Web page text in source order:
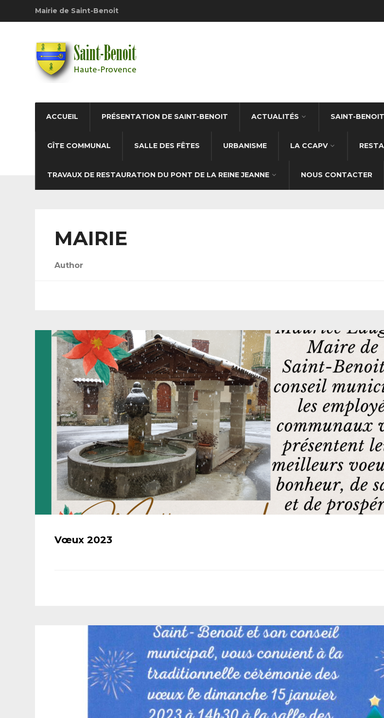
Mairie de Saint-Benoit
ACCUEIL PRÉSENTATION DE SAINT-BENOIT ACTUALITÉS SAINT-
GÎTE COMMUNAL SALLE DES FÊTES URBANISME LA CCAPV
TRAVAUX DE RESTAURATION DU PONT DE LA REINE JEANNE NOUS CONTACTER
MAIRIE
Author
Vœux 2023